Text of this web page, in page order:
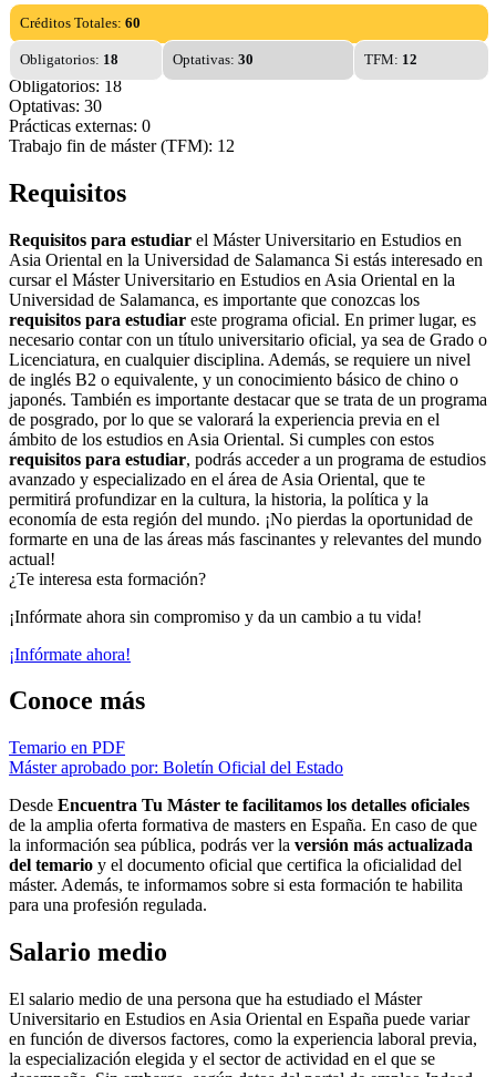
Créditos Totales: 60
Obligatorios: 18 Optativas:30 TFM: 12
Obligatorios: 18
Optativas: 30
Prácticas externas: 0
Trabajo fin de máster (TFM): 12
Requisitos
Requisitos para estudiar el Máster Universitario en Estudios en
Asia Oriental en la Universidad de Salamanca Si estás interesado en
cursar el Máster Universitario en Estudios en Asia Oriental en la
Universidad de Salamanca, es importante que conozcas los
requisitos para estudiar este programa oficial. En primer lugar, es
necesario contar con un título universitario oficial, ya sea de Grado o
Licenciatura, en cualquier disciplina. Además, se requiere un nivel
de inglés B2 o equivalente, y un conocimiento básico de chino o
japonés. También es importante destacar que se trata de un programa
de posgrado, por lo que se valorará la experiencia previa en el
ámbito de los estudios en Asia Oriental. Si cumples con estos
requisitos para estudiar, podrás acceder a un programa de estudios
avanzado y especializado en el área de Asia Oriental, que te
permitirá profundizar en la cultura, la historia, la política y la
economía de esta región del mundo. ¡No pierdas la oportunidad de
formarte en una de las áreas más fascinantes y relevantes del mundo
actual!
¿Te interesa esta formación?
¡Infórmate ahora sin compromiso y da un cambio a tu vida!
¡Infórmate ahora!
Conoce más
Temario en PDF
Máster aprobado por: Boletín Oficial del Estado
Desde Encuentra Tu Máster te facilitamos los detalles oficiales
de la amplia oferta formativa de masters en España. En caso de que
la información sea pública, podrás ver la versión más actualizada
del temario y el documento oficial que certifica la oficialidad del
máster. Además, te informamos sobre si esta formación te habilita
para una profesión regulada.
Salario medio
El salario medio de una persona que ha estudiado el Máster
Universitario en Estudios en Asia Oriental en España puede variar
en función de diversos factores, como la experiencia laboral previa,
la especialización elegida y el sector de actividad en el que se